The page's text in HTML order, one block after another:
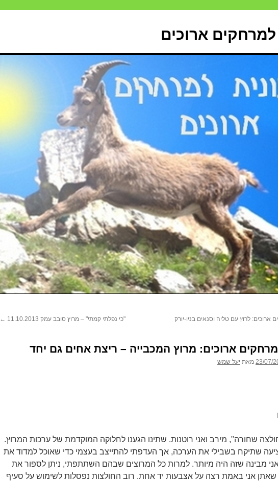
למרחקים ארוכים
ארוכים: לרוץ עם טליה וסנאים בניו-יורק
"כי נפלתי קמתי" – מרוץ סובב עמק 11.10.2013 ←
ארוכים: מרוץ המכבייה – ריצת אחים גם יחד
23/07/ מאת יעל שמש
שחורה", מירב ואני רוטנות. שתינו הגענו לחלוקה המוקדמת של ערכות המרוץ.
שתיקח בשבילי את הערכה, אך העדפתי להתייצב בעצמי כדי שאוכל למדוד את
מבינה שזה היה מיותר. למרות כל המרוצים שבהם השתתפתי, ניתן לספור את
שאתן אני באמת רצה על אצבעות יד אחת. רוב החולצות נפסלות לשימוש על סעיף